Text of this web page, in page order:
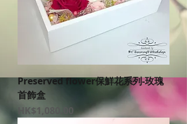
Preserved flower保鮮花系列-玫瑰
首飾盒
價格
HK$1,080.00